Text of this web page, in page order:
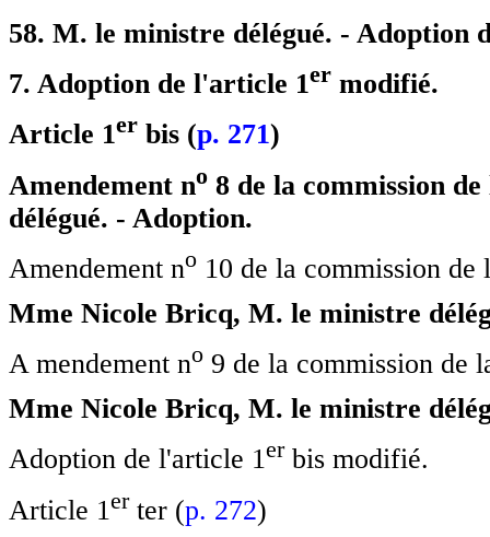
58. M. le ministre délégué. - Adoption
7. Adoption de l'article 1er modifié.
Article 1er bis (p. 271)
Amendement no 8 de la commission
délégué. - Adoption.
Amendement no 10 de la commission de
Mme Nicole Bricq, M. le ministre
A mendement no 9 de la commission de
Mme Nicole Bricq, M. le ministre
Adoption de l'article 1erbis modifié.
Article 1 erter (p. 272)